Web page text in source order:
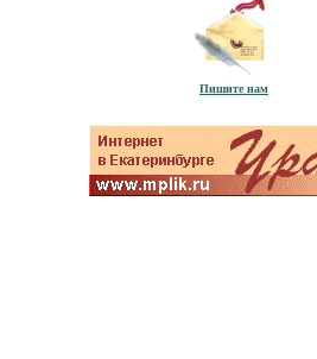
Пишите нам